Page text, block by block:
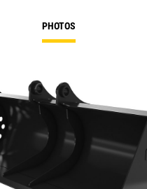
PHOTOS